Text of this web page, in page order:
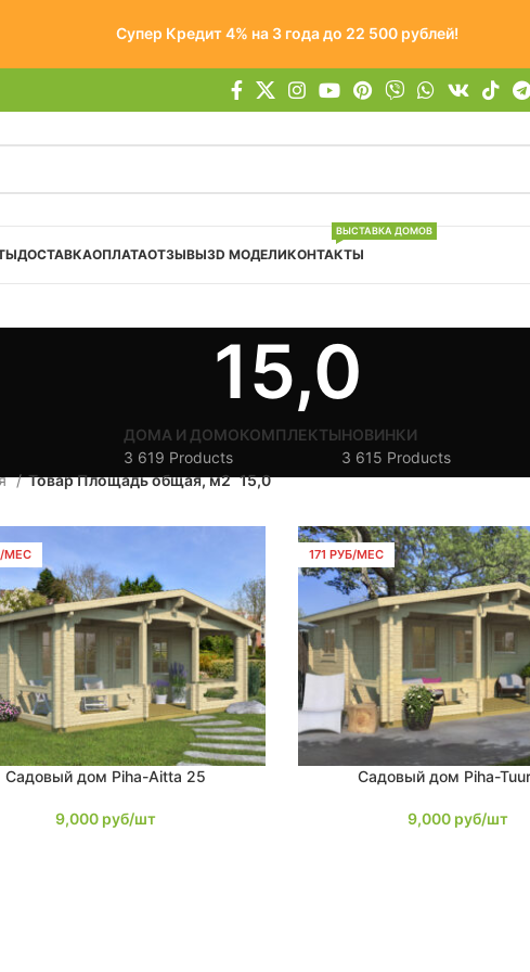
Супер Кредит 4% на 3 года до 22 500 рублей!
ДОСТАВКАОПЛАТАОТЗЫВЫ3D МОДЕЛИКОНТАКТЫ
ВЫСТАВКА ДОМОВ
15,0
ДОМА И ДОМОКОМПЛЕКТЫ
3 619 Products
НОВИНКИ
3 615 Products
Товар Площадь общая, м2 15,0
МЕС
Садовый дом Piha-Aitta 25
9,000 руб/шт
171 РУБ/МЕС
В КОРЗИНУСадовый дом Piha-
9,000 руб/шт